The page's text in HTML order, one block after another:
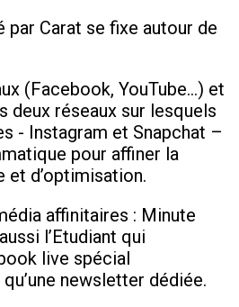
par Carat se fixe autour de
(Facebook, YouTube…) et
deux réseaux sur lesquels
- Instagram et Snapchat –
pour affiner la
et d’optimisation.
affinitaires : Minute
l’Etudiant qui
live spécial
newsletter dédiée.